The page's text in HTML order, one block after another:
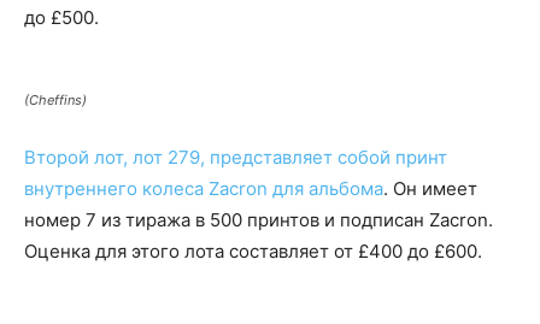
до £500.
(Cheffins)
Второй лот, лот 279, представляет собой принт
внутреннего колеса Zacron для альбома. Он имеет
номер 7 из тиража в 500 принтов и подписан Zacron.
Оценка для этого лота составляет от £400 до £600.